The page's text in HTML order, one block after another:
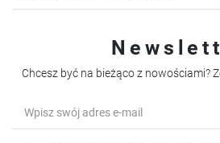
Chcesz być na bieżąco z nowościami?